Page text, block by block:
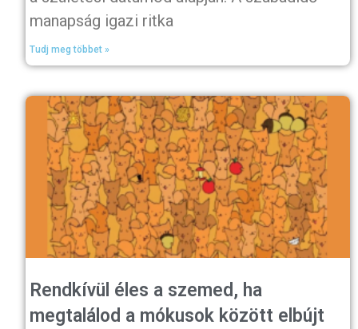
manapság igazi ritka
Tudj meg többet »
Rendkívül éles a szemed, ha
megtalálod a mókusok között elbújt